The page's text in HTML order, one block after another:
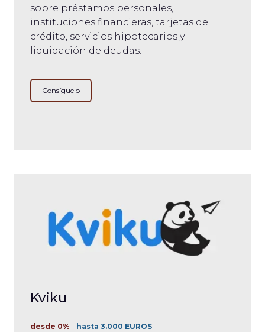
sobre préstamos personales,
instituciones financieras, tarjetas de
crédito, servicios hipotecarios y
liquidación de deudas.
Consíguelo
Kviku
desde 0% hasta 3.000 EUROS